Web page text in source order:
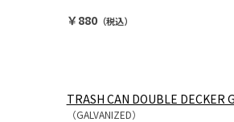
￥880（税込）
TRASH CAN DOUBLE DECKER
（GALVANIZED）